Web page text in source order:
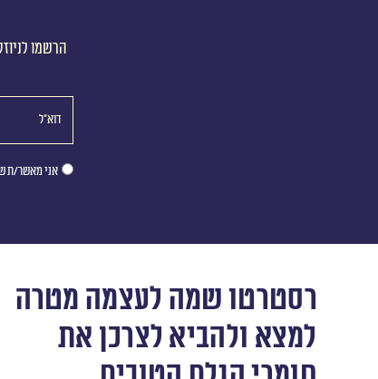
הרשמו
אני מאשר/ת
רסטרטו שמה לעצמה מטרה
למצא ולהביא לצרכן את